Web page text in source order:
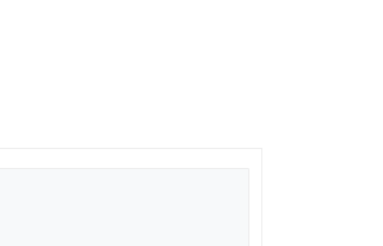
và giàu sắc thái, Mahogany